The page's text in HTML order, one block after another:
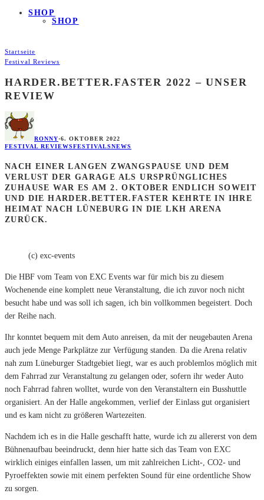
SHOP
SHOP
Startseite
Festival Reviews
HARDER.BETTER.FASTER 2022 – UNSER
REVIEW
RONNY·6. OKTOBER 2022
FESTIVAL REVIEWSFESTIVALSNEWS
NACH EINER LANGEN ZWANGSPAUSE UND DEM
VERLUST DER GARAGE ALS URSPRÜNGLICHES
ZUHAUSE WAR ES AM 2. OKTOBER ENDLICH SOWEIT
UND DIE HARDER.BETTER.FASTER KEHRTE IN IHRE
HEIMAT NACH LÜNEBURG IN DIE LKH ARENA
ZURÜCK.
(c) exc-events
Die HBF vom Team von EXC Events war für mich bis zu diesem
Wochenende eine komplett neue Veranstaltung, die ich zuvor noch nicht
besucht habe und was soll ich sagen, ich bin vollkommen begeistert. Doch
der Reihe nach.
Ihr konntet bequem mit dem Auto anreisen, da mit der neugebauten Arena
auch jede Menge Parkplätze zur Verfügung standen. Da die Arena relativ
nah zum Lüneburger Stadtgebiet liegt, war es auch problemlos möglich mit
dem Fahrrad zur Veranstaltung zu gelangen oder, sofern ihr weder Auto
noch Fahrrad fahren wolltet, wurde von den Veranstaltern ein Busshuttle
organisiert. An der Halle angekommen, verlief der Einlass gut organisiert
und es kam nicht zu größeren Wartezeiten.
Nachdem ich es in die Halle geschafft hatte, wurde ich zu allererst von dem
Bühnenaufbau beeindruckt, denn hier hatte sich das Team von EXC
wirklich einiges einfallen lassen, um mit zahlreichen Licht-, CO2- und
Pyroeffekten sowie mit einem perfekten Sound für eine ordentliche Show
zu sorgen.